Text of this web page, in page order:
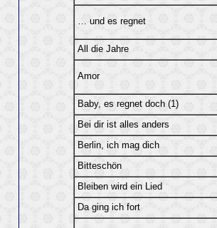
… und es regnet
All die Jahre
Amor
Baby, es regnet doch (1)
Bei dir ist alles anders
Berlin, ich mag dich
Bitteschön
Bleiben wird ein Lied
Da ging ich fort